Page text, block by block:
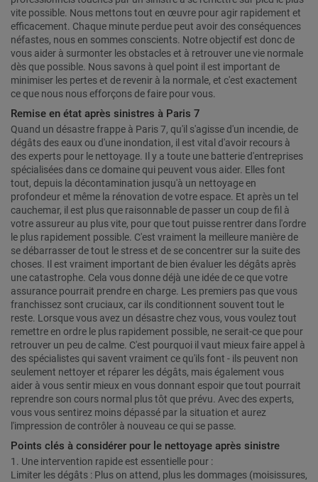
vite possible. Nous mettons tout en œuvre pour agir rapidement et
efficacement. Chaque minute perdue peut avoir des conséquences
néfastes, nous en sommes conscients. Notre objectif est donc de
vous aider à surmonter les obstacles et à retrouver une vie normale
dès que possible. Nous savons à quel point il est important de
minimiser les pertes et de revenir à la normale, et c'est exactement
ce que nous nous efforçons de faire pour vous.
Remise en état après sinistres à Paris 7
Quand un désastre frappe à Paris 7, qu'il s'agisse d'un incendie, de
dégâts des eaux ou d'une inondation, il est vital d'avoir recours à
des experts pour le nettoyage. Il y a toute une batterie d'entreprises
spécialisées dans ce domaine qui peuvent vous aider. Elles font
tout, depuis la décontamination jusqu'à un nettoyage en
profondeur et même la rénovation de votre espace. Et après un tel
cauchemar, il est plus que raisonnable de passer un coup de fil à
votre assureur au plus vite, pour que tout puisse rentrer dans l'ordre
le plus rapidement possible. C'est vraiment la meilleure manière de
se débarrasser de tout le stress et de se concentrer sur la suite des
choses. Il est vraiment important de bien évaluer les dégâts après
une catastrophe. Cela vous donne déjà une idée de ce que votre
assurance pourrait prendre en charge. Les premiers pas que vous
franchissez sont cruciaux, car ils conditionnent souvent tout le
reste. Lorsque vous avez un désastre chez vous, vous voulez tout
remettre en ordre le plus rapidement possible, ne serait-ce que pour
retrouver un peu de calme. C'est pourquoi il vaut mieux faire appel à
des spécialistes qui savent vraiment ce qu'ils font - ils peuvent non
seulement nettoyer et réparer les dégâts, mais également vous
aider à vous sentir mieux en vous donnant espoir que tout pourrait
reprendre son cours normal plus tôt que prévu. Avec des experts,
vous vous sentirez moins dépassé par la situation et aurez
l'impression de contrôler à nouveau ce qui se passe.
Points clés à considérer pour le nettoyage après sinistre
1. Une intervention rapide est essentielle pour :
Limiter les dégâts : Plus on attend, plus les dommages (moisissures,